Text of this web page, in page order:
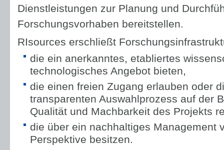
Dienstleistungen zur Planung und
Forschungsvorhaben bereitstellen.
RIsources erschließt
die ein anerkanntes, etabliertes
technologisches Angebot bieten,
die einen freien Zugang erlauben oder
transparenten Auswahlprozess auf der
Qualität und Machbarkeit des Projekts
die über ein nachhaltiges Management
Perspektive besitzen.